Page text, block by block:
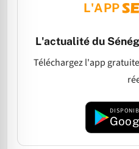
L'APP
L'actualité du
Téléchargez l'app